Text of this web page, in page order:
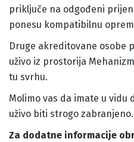
priključe na odgođeni
ponesu kompatibilnu
Druge akreditovane osobe
uživo iz prostorija
tu svrhu.
Molimo vas da imate u vidu
uživo biti strogo zabranjeno.
Za dodatne informacije